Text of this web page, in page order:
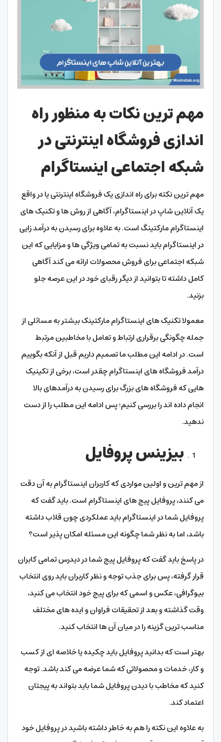
مهم ترین نکات به منظور راه
اندازی فروشگاه اینترنتی در
شبکه اجتماعی اینستاگرام
مهم ترین نکته برای راه اندازی یک فروشگاه اینترنتی یا در واقع
یک آنلاین شاپ در اینستاگرام، آگاهی از روش ها و تکنیک های
اینستاگرام مارکتینگ است. به علاوه برای رسیدن به درآمد زایی
در اینستاگرام باید نسبت به تمامی ویژگی ها و مزایایی که این
شبکه اجتماعی برای فروش محصولات ارائه می کند آگاهی
کامل داشته تا بتوانید از دیگر رقبای خود در این عرصه جلو
بزنید.
معمولا تکنیک های اینستاگرام مارکتینک بیشتر به مسائلی از
جمله چگونگی برقراری ارتباط و تعامل با مخاطبین مرتبط
است. در ادامه این مطلب ما تصمیم داریم قبل از آنکه بگوییم
درآمد فروشگاه های اینستاگرام چقدر است، برخی از تکینیک
هایی که فروشگاه های بزرگ برای رسیدن به درآمدهای بالا
انجام داده اند را بررسی کنیم؛ پس ادامه این مطلب را از دست
ندهید.
بیزینس پروفایل
از مهم ترین و اولین مواردی که کاربران اینستاگرام به آن دقت
می کنند، پروفایل پیج های اینستاگرام است. باید گفت که
پروفایل شما در اینستاگرام باید عملکردی چون قلاب داشته
باشد، اما به نظر شما چگونه این مسئله امکان پذیر است؟
در پاسخ باید گفت که پروفایل پیج شما در دیدرس تمامی کابران
قرار گرفته، پس برای جذب توجه و نظر کاربران باید روی انتخاب
بیوگرافی، عکس و اسمی که برای پیج خود انتخاب می کنید،
وقت گذاشته و بعد از تحقیقات فراوان و ایده های مختلف
مناسب ترین گزینه را در میان آن ها انتخاب کنید.
بهتر است که بدانید پروفایل باید چکیده یا خلاصه ای از کسب
و کار، خدمات و محصولاتی که شما عرضه می کند باشد. توجه
کنید که مخاطب با دیدن پروفایل شما باید بتواند به پیجتان
اعتماد کند.
به علاوه این نکته را هم به خاطر داشته باشید در پروفایل خود